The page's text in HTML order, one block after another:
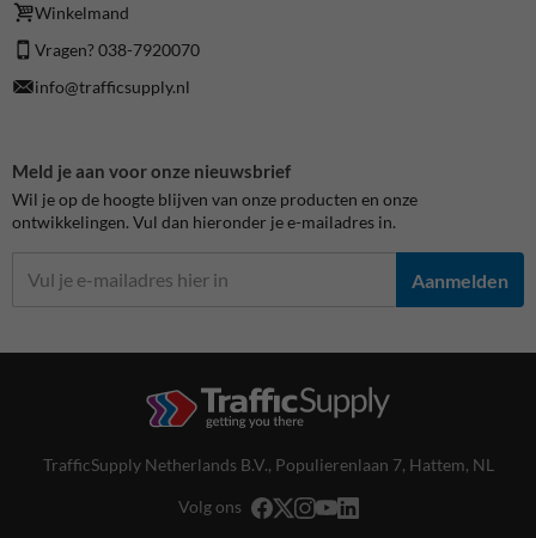
Winkelmand
Vragen? 038-7920070
info@trafficsupply.nl
Meld je aan voor onze nieuwsbrief
Wil je op de hoogte blijven van onze producten en onze
ontwikkelingen. Vul dan hieronder je e-mailadres in.
Aanmelden
TrafficSupply Netherlands B.V., Populierenlaan 7, Hattem, NL
Volg ons